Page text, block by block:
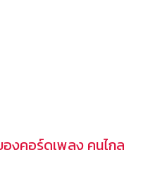
งคอร์ดเพลง คนไกล